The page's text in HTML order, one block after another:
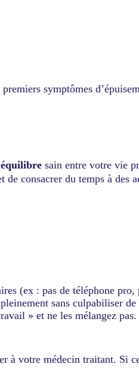
symptômes
équilibre sain entre votre vie
consacrer du temps à
(ex : pas de téléphone
pleinement sans culpabiliser
» et ne les mélangez pas.
à votre médecin traitant.